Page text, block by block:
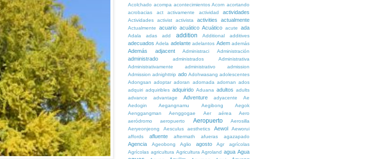
Acolchado acompa acontecimientos Acorn acortando
acrobacias
act activamente actividad actividades
Actividades activist activista activities actualmente
Actualmente acuario acuático Acuático acute ada
Adala adas add addition Additional additives
adecuados Adela adelante adelantos Adem además
Además adjacent Administraci Administración
administrado administrados
Administrativa
Administrativamente
administrativo
admission
Admission adnighttrip ado Adohwasang adolescentes
Adongsan adoptar adoran adornada adornan ados
adquiri adquiribles adquirido Aduana adultos adults
advance
advantage Adventure adyacente
Ae
Aedogin
Aegangnamu Aegibong
Aegok
Aenggangman
Aenggogae Aer aérea
Aero
aeródromo
aeropuerto Aeropuerto
Aerosilla
Aeryeonjeong
Aesculus aesthetics Aewol
Aeworui
affords
afluente aftermath afueras agazapado
Agencia Ageobong Aglio agosto Agr
agrícolas
Agrícolas agricultura Agricultura Agroland agua Agua